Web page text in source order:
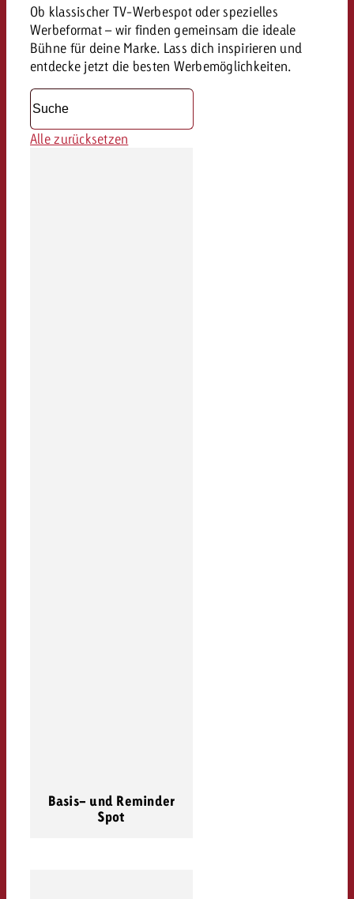
Ob klassischer TV-Werbespot oder spezielles
Werbeformat – wir finden gemeinsam die ideale
Bühne für deine Marke. Lass dich inspirieren und
entdecke jetzt die besten Werbemöglichkeiten.
Alle zurücksetzen
Basis- und Reminder
Spot